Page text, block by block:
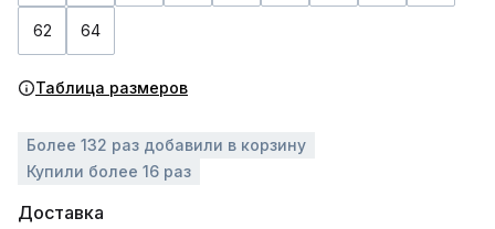
62 64
Таблица размеров
Более 132 раз добавили в корзину
Купили более 16 раз
Доставка